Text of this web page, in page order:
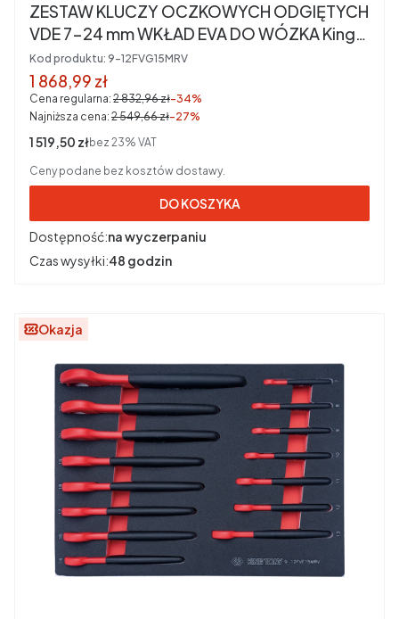
ZESTAW KLUCZY OCZKOWYCH ODGIĘTYCH
VDE 7-24 mm WKŁAD EVA DO WÓZKA King
Tony 9-12FVG15MRV
Kod produktu: 9-12FVG15MRV
Cena promocyjna brutto
1 868,99 zł
Cena regularna: 2 832,96 zł-34%
Najniższa cena: 2 549,66 zł-27%
Cena netto
1 519,50 złbez 23% VAT
Ceny podane bez kosztów dostawy.
DO KOSZYKA
Dostępność:na wyczerpaniu
Czas wysyłki:48 godzin
Okazja